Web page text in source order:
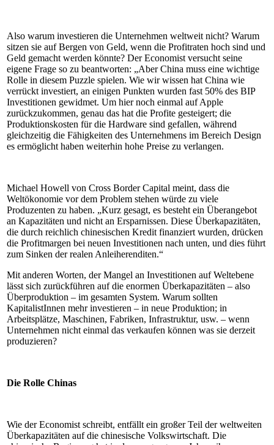
Also warum investieren die Unternehmen weltweit nicht? Warum
sitzen sie auf Bergen von Geld, wenn die Profitraten hoch sind und
Geld gemacht werden könnte? Der Economist versucht seine
eigene Frage so zu beantworten: „Aber China muss eine wichtige
Rolle in diesem Puzzle spielen. Wie wir wissen hat China wie
verrückt investiert, an einigen Punkten wurden fast 50% des BIP
Investitionen gewidmet. Um hier noch einmal auf Apple
zurückzukommen, genau das hat die Profite gesteigert; die
Produktionskosten für die Hardware sind gefallen, während
gleichzeitig die Fähigkeiten des Unternehmens im Bereich Design
es ermöglicht haben weiterhin hohe Preise zu verlangen.
Michael Howell von Cross Border Capital meint, dass die
Weltökonomie vor dem Problem stehen würde zu viele
Produzenten zu haben. „Kurz gesagt, es besteht ein Überangebot
an Kapazitäten und nicht an Ersparnissen. Diese Überkapazitäten,
die durch reichlich chinesischen Kredit finanziert wurden, drücken
die Profitmargen bei neuen Investitionen nach unten, und dies führt
zum Sinken der realen Anleiherenditen.“
Mit anderen Worten, der Mangel an Investitionen auf Weltebene
lässt sich zurückführen auf die enormen Überkapazitäten – also
Überproduktion – im gesamten System. Warum sollten
KapitalistInnen mehr investieren – in neue Produktion; in
Arbeitsplätze, Maschinen, Fabriken, Infrastruktur, usw. – wenn
Unternehmen nicht einmal das verkaufen können was sie derzeit
produzieren?
Die Rolle Chinas
Wie der Economist schreibt, entfällt ein großer Teil der weltweiten
Überkapazitäten auf die chinesische Volkswirtschaft. Die